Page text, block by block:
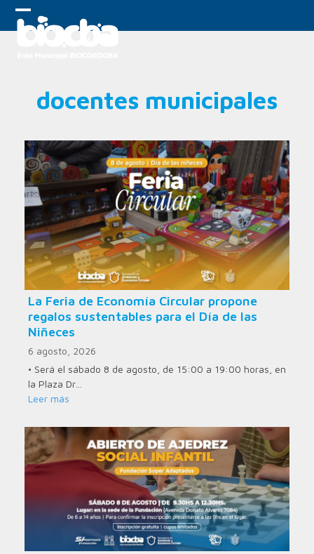
Skip
Open
Close
docentes municipales
La Feria de Economía Circular propone
regalos sustentables para el Día de las
Niñeces
6 agosto, 2026
• Será el sábado 8 de agosto, de 15:00 a 19:00 horas, en
la Plaza Dr…
Leer más